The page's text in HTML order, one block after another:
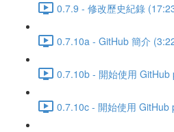
0.7.9 - 修改歷史紀錄
0.7.10a - GitHub 簡介
0.7.10b - 開始使用 GitHub
0.7.10c - 開始使用 GitHub